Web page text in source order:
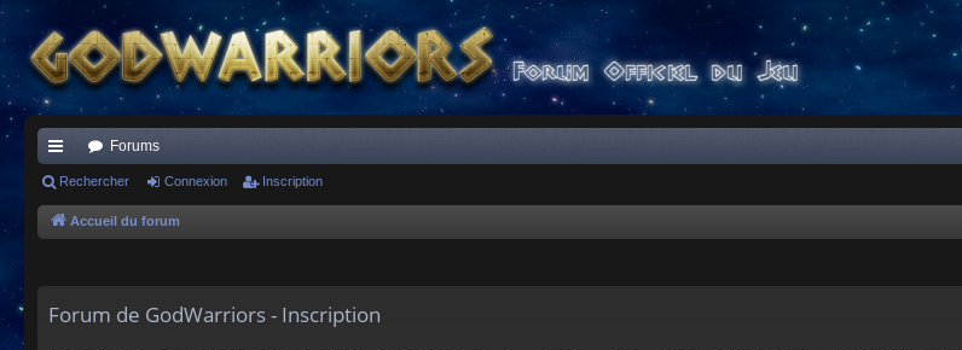
ac
co
s
Forums
Rechercher Connexion Inscription
Accueil du forum
Forum de GodWarriors - Inscription